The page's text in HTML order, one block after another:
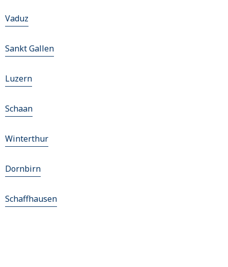
Vaduz
Sankt Gallen
Luzern
Schaan
Winterthur
Dornbirn
Schaffhausen